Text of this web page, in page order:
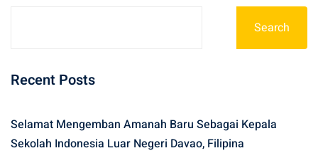
Search
Recent Posts
Selamat Mengemban Amanah Baru Sebagai Kepala
Sekolah Indonesia Luar Negeri Davao, Filipina